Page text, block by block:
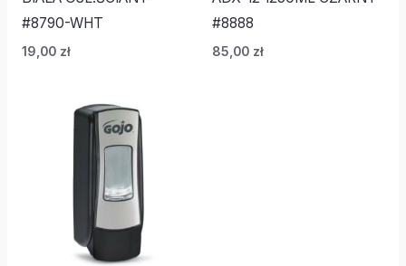
#8790-WHT
19,00 zł
#8888
85,00 zł